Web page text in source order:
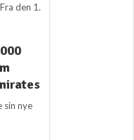
den 1.
sin nye